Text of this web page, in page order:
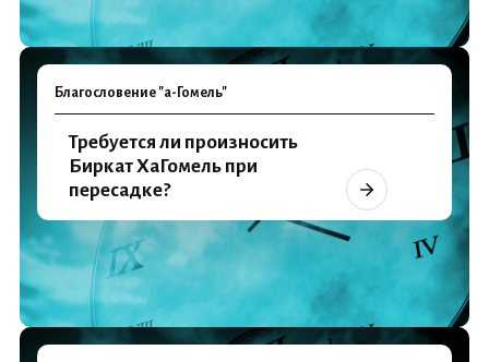
Благословение "а-Гомель"
Требуется ли произносить
Биркат ХаГомель при
пересадке?